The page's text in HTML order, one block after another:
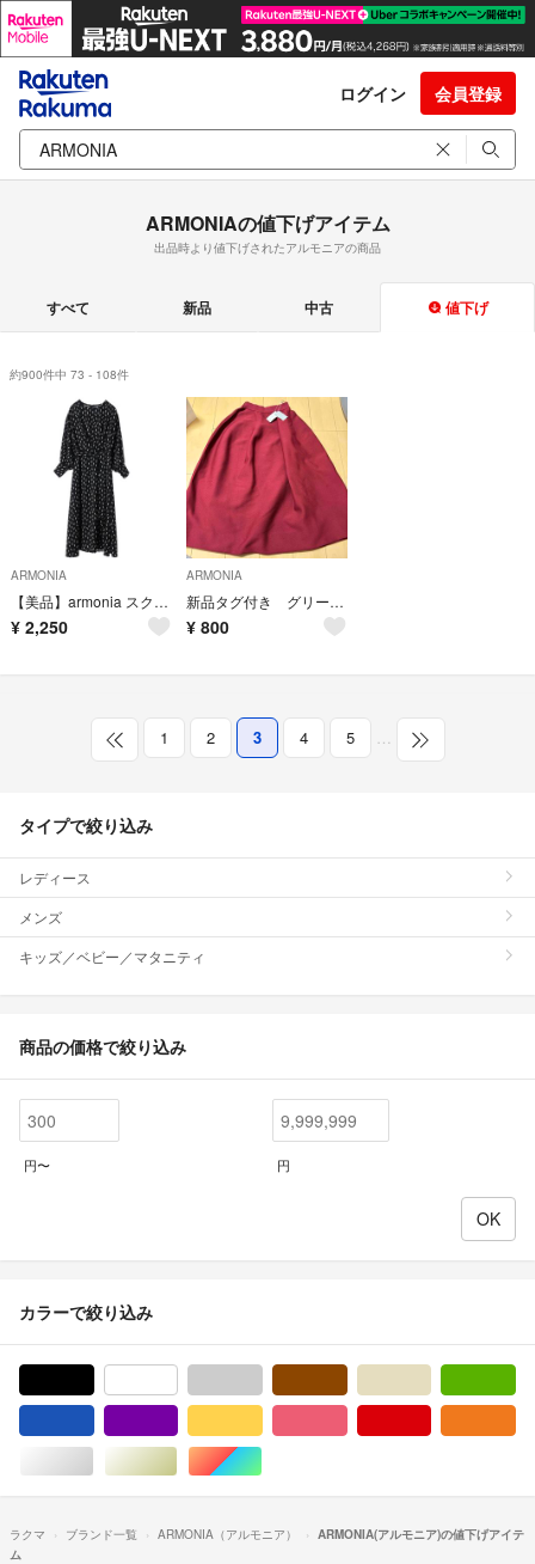
ログイン 会員登録
ARMONIAの値下げアイテム
出品時より値下げされたアルモニアの商品
すべて 新品 中古 値下げ
約900件中 73 - 108件
ARMONIA
【美品】armonia スクエアドットプリントタックワンピース アルモニーア
¥ 2,250
ARMONIA
新品タグ付き グリーンパークス armonia バルーンニットスカート
¥ 800
1 2 3 4 5 …
タイプで絞り込み
レディース
メンズ
キッズ／ベビー／マタニティ
商品の価格で絞り込み
円〜 円
カラーで絞り込み
シルバー/銀色系ゴールド/金色系マルチカラー
ラクマ ブランド一覧 ARMONIA（アルモニア）
ARMONIA(アルモニア)の値下げアイテ
ム